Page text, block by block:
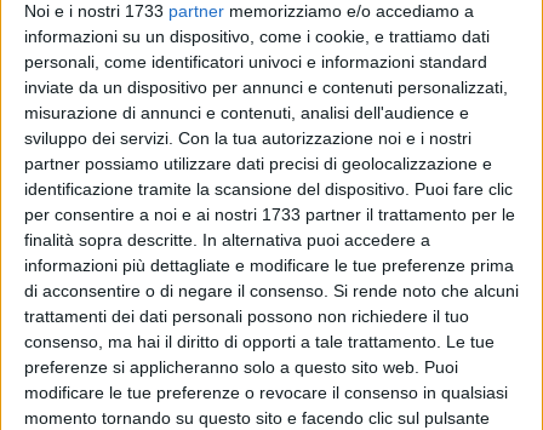
Noi e i nostri 1733 partner memorizziamo e/o accediamo a
informazioni su un dispositivo, come i cookie, e trattiamo dati
personali, come identificatori univoci e informazioni standard
inviate da un dispositivo per annunci e contenuti personalizzati,
misurazione di annunci e contenuti, analisi dell'audience e
sviluppo dei servizi. Con la tua autorizzazione noi e i nostri
partner possiamo utilizzare dati precisi di geolocalizzazione e
identificazione tramite la scansione del dispositivo. Puoi fare clic
per consentire a noi e ai nostri 1733 partner il trattamento per le
finalità sopra descritte. In alternativa puoi accedere a
informazioni più dettagliate e modificare le tue preferenze prima
di acconsentire o di negare il consenso. Si rende noto che alcuni
trattamenti dei dati personali possono non richiedere il tuo
consenso, ma hai il diritto di opporti a tale trattamento. Le tue
preferenze si applicheranno solo a questo sito web. Puoi
modificare le tue preferenze o revocare il consenso in qualsiasi
momento tornando su questo sito e facendo clic sul pulsante
73
Creare le condizioni favorevoli per la presa in carico del
paziente, tracciando il miglior percorso terapeutico per
ridurre la mobilità passiva per le malattie ematologiche. É
uno dei temi intorno al quale verterà il congresso dal titolo
"Attualità in Ematologia", in programma il 20 e il 21 dicembre
a Trani, a Palazzo San Giorgio. La due giorni, presieduta dal
dottor Giuseppe Tarantini, Direttore del reparto di Ematologia
dell'ospedale Dimiccoli di Barletta e responsabile scientifico,
con i professori Giuseppe Guglielmi e Arcangelo Liso, sarà
occasione per fare il punto sui progressi raggiunti dalla Rete
Ematologica Pugliese nella diagnosi e cura delle patologie